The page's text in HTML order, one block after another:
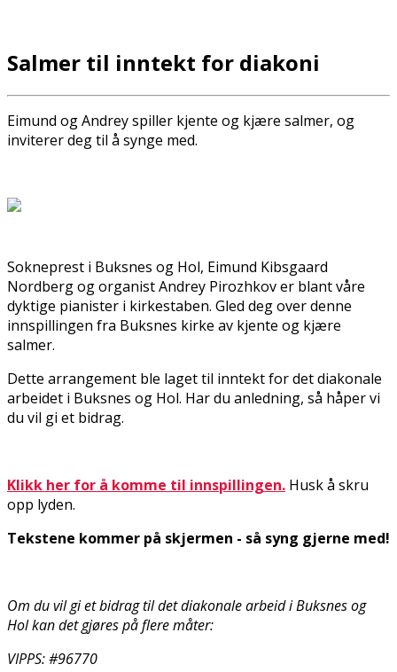
Salmer til inntekt for diakoni
Eimund og Andrey spiller kjente og kjære salmer, og
inviterer deg til å synge med.
Sokneprest i Buksnes og Hol, Eimund Kibsgaard
Nordberg og organist Andrey Pirozhkov er blant våre
dyktige pianister i kirkestaben. Gled deg over denne
innspillingen fra Buksnes kirke av kjente og kjære
salmer.
Dette arrangement ble laget til inntekt for det diakonale
arbeidet i Buksnes og Hol. Har du anledning, så håper vi
du vil gi et bidrag.
Klikk her for å komme til innspillingen. Husk å skru
opp lyden.
Tekstene kommer på skjermen - så syng gjerne med!
Om du vil gi et bidrag til det diakonale arbeid i Buksnes og
Hol kan det gjøres på flere måter:
VIPPS: #96770